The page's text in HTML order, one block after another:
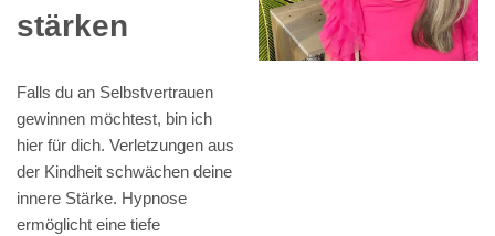
stärken
Falls du an Selbstvertrauen
gewinnen möchtest, bin ich
hier für dich. Verletzungen aus
der Kindheit schwächen deine
innere Stärke. Hypnose
ermöglicht eine tiefe